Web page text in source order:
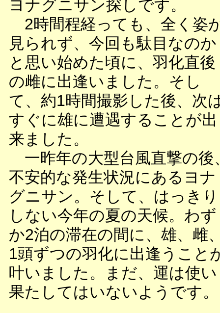
ヨナグニサン探しです。
2時間程経っても、全く姿
見られず、今回も駄目なのか
と思い始めた頃に、羽化直後
の雌に出逢いました。そし
て、約1時間撮影した後、次
すぐに雄に遭遇することが出
来ました。
一昨年の大型台風直撃の後
不安的な発生状況にあるヨナ
グニサン。そして、はっきり
しない今年の夏の天候。わず
か2泊の滞在の間に、雄、雌
1頭ずつの羽化に出逢うこと
叶いました。まだ、運は使い
果たしてはいないようです。